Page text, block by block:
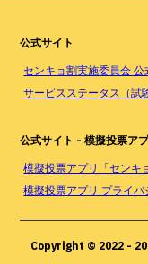
公式サイト
センキョ割実施委員会 公
サービスステータス（試
公式サイト - 模擬投票ア
模擬投票アプリ「センキ
模擬投票アプリ プライバ
Copyright © 2022 -